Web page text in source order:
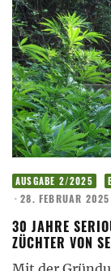
AUSGABE 2/2025
· 28. FEBRUAR 2025
30 JAHRE
ZÜCHTER VON